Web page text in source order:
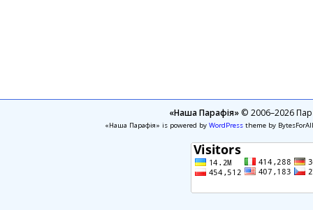
«Наша Парафія»© 2006–2026
«Наша Парафія» is powered by WordPresstheme by